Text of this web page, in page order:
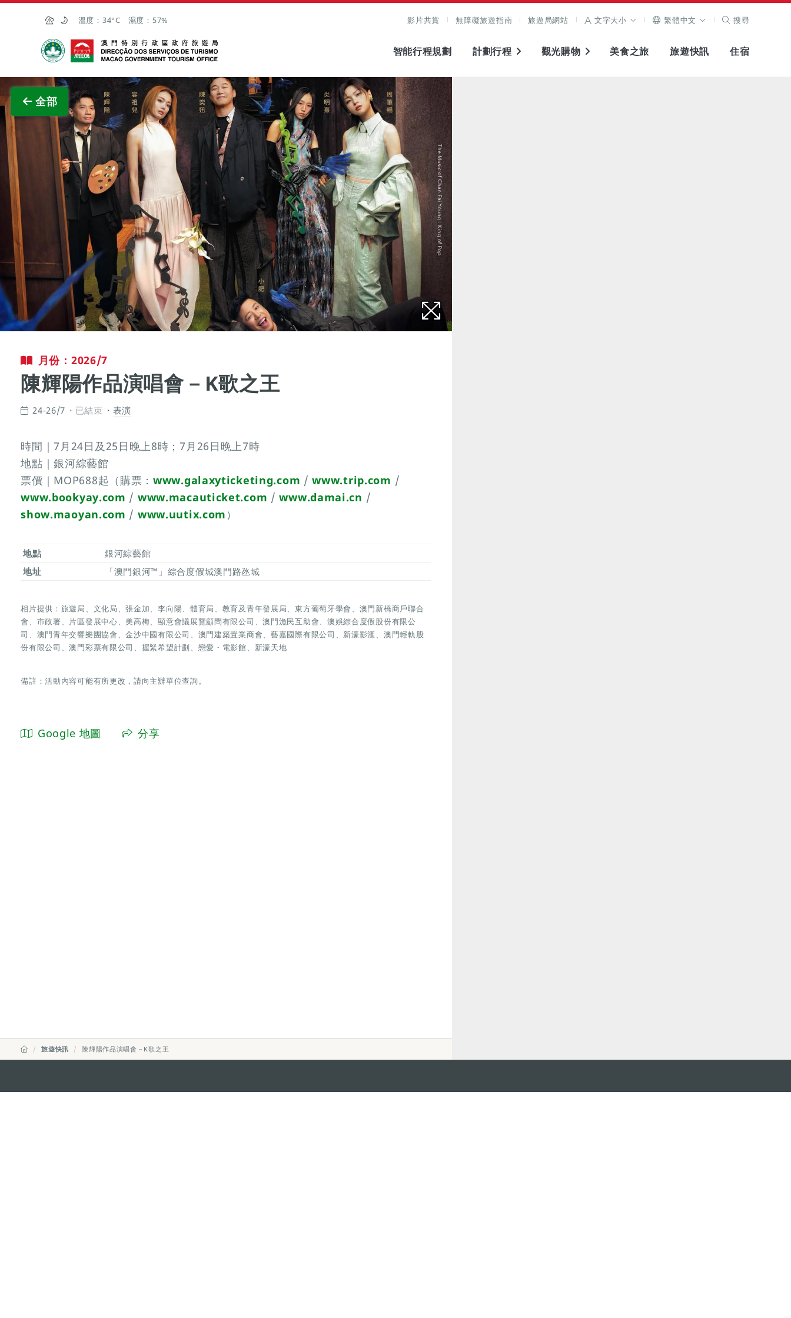
跳至主内容
溫度： 34°C 濕度： 57% 影片共賞 無障礙旅遊指南 旅遊局網站 文字大小 繁體中文 搜尋
澳門特別行政區政府旅遊局
智能行程規劃 計劃行程 觀光購物 美食之旅 旅遊快訊 住宿
全部
查看原圖
月份：2026/7
陳輝陽作品演唱會－K歌之王
24-26/7 已結束 表演
時間｜7月24日及25日晚上8時；7月26日晚上7時
地點｜銀河綜藝館
票價｜MOP688起（購票：www.galaxyticketing.com /www.trip.com /
www.bookyay.com / www.macauticket.com /www.damai.cn /
show.maoyan.com / www.uutix.com ）
地點
銀河綜藝館
地址
「澳門銀河™」綜合度假城澳門路氹城
相片提供：旅遊局、文化局、張金加、李向陽、體育局、教育及青年發展局、東方葡萄牙學會、澳門新橋商戶聯合
會、市政署、片區發展中心、美高梅、顯意會議展覽顧問有限公司、澳門漁民互助會、澳娛綜合度假股份有限公
司、澳門青年交響樂團協會、金沙中國有限公司、澳門建築置業商會、藝嘉國際有限公司、新濠影滙、澳門輕軌股
份有限公司、澳門彩票有限公司、握緊希望計劃、戀愛・電影館、新濠天地
備註：活動內容可能有所更改，請向主辦單位查詢。
Google 地圖 分享
旅遊快訊 陳輝陽作品演唱會－K歌之王